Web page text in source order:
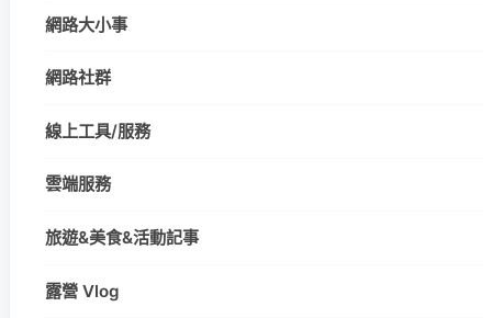
網路大小事
網路社群
線上工具/服務
雲端服務
旅遊&美食&活動記事
露營 Vlog